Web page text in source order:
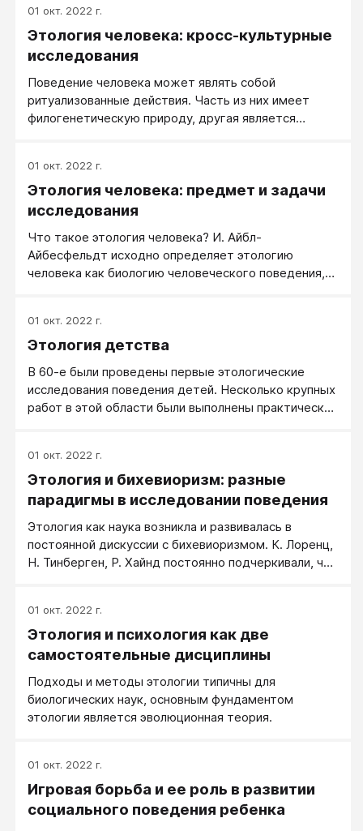
01 окт. 2022 г.
Этология человека: кросс-культурные
исследования
Поведение человека может являть собой
ритуализованные действия. Часть из них имеет
филогенетическую природу, другая является
01 окт. 2022 г.
Этология человека: предмет и задачи
исследования
Что такое этология человека? И. Айбл-
Айбесфельдт исходно определяет этологию
человека как биологию человеческого поведения,
определенных форм поведения, физиологические
механизмы поведения, пытается восстановить
формированию конкретной поведенческой
стратегии.
01 окт. 2022 г.
Этология детства
В 60-е были проведены первые этологические
исследования поведения детей. Несколько крупных
работ в этой области были выполнены практически
01 окт. 2022 г.
Этология и бихевиоризм: разные
парадигмы в исследовании поведения
Этология как наука возникла и развивалась в
постоянной дискуссии с бихевиоризмом. К. Лоренц,
Н. Тинберген, Р. Хайнд постоянно подчеркивали, что
предрасположенностях.
01 окт. 2022 г.
Этология и психология как две
самостоятельные дисциплины
Подходы и методы этологии типичны для
биологических наук, основным фундаментом
этологии является эволюционная теория.
01 окт. 2022 г.
Игровая борьба и ее роль в развитии
социального поведения ребенка